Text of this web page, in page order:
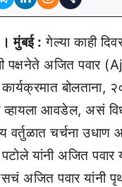
मुंबई : गेल्या काही
पक्षनेते अजित पवार
बोलताना,
व्हायला आवडेल, असं
वर्तुळात चर्चना
यांनी अजित पवार
अजित पवार यांनी